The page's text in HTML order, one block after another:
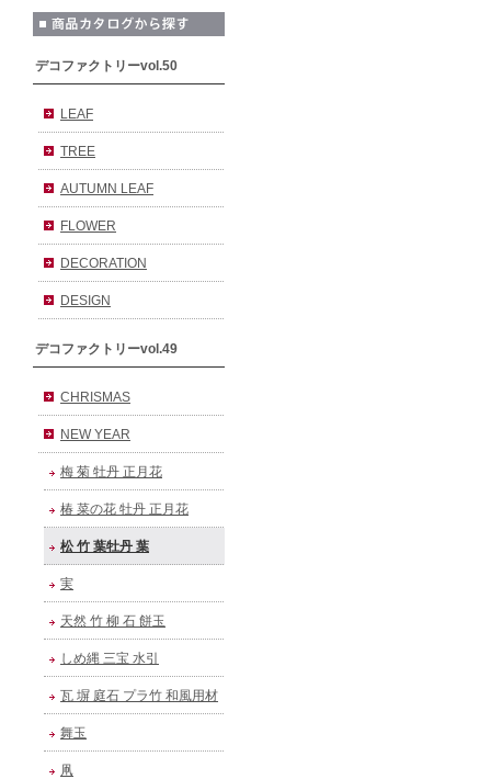
デコファクトリーvol.50
LEAF
TREE
AUTUMN LEAF
FLOWER
DECORATION
DESIGN
デコファクトリーvol.49
CHRISMAS
NEW YEAR
梅 菊 牡丹 正月花
椿 菜の花 牡丹 正月花
松 竹 葉牡丹 葉
実
天然 竹 柳 石 餅玉
しめ縄 三宝 水引
瓦 塀 庭石 プラ竹 和風用材
舞玉
凧